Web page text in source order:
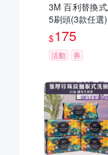
3M 百利替換
5刷頭(3款任選)
$175
活動 券